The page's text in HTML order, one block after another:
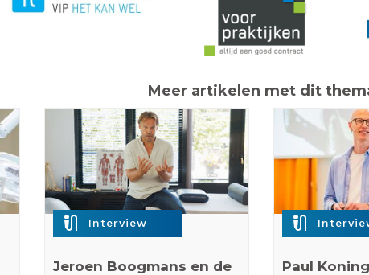
Meer artikelen met dit
mic_external_on Interview
Jeroen Boogmans en de
mic_external_on
Paul